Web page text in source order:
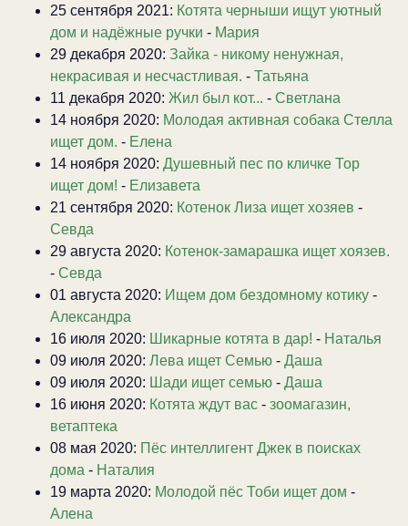
25 сентября 2021: Котята черныши ищут уютный
дом и надёжные ручки - Мария
29 декабря 2020: Зайка - никому ненужная,
некрасивая и несчастливая. - Татьяна
11 декабря 2020: Жил был кот... - Светлана
14 ноября 2020: Молодая активная собака Стелла
ищет дом. - Елена
14 ноября 2020: Душевный пес по кличке Тор
ищет дом! - Елизавета
21 сентября 2020: Котенок Лиза ищет хозяев -
Севда
29 августа 2020: Котенок-замарашка ищет хоязев.
- Севда
01 августа 2020: Ищем дом бездомному котику -
Александра
16 июля 2020: Шикарные котята в дар! - Наталья
09 июля 2020: Лева ищет Семью - Даша
09 июля 2020: Шади ищет семью - Даша
16 июня 2020: Котята ждут вас - зоомагазин,
ветаптека
08 мая 2020: Пёс интеллигент Джек в поисках
дома - Наталия
19 марта 2020: Молодой пёс Тоби ищет дом -
Алена